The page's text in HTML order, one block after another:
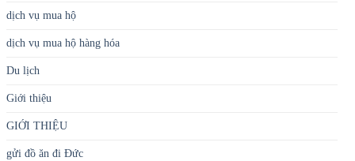
dịch vụ mua hộ
dịch vụ mua hộ hàng hóa
Du lịch
Giới thiệu
GIỚI THIỆU
gửi đồ ăn đi Đức